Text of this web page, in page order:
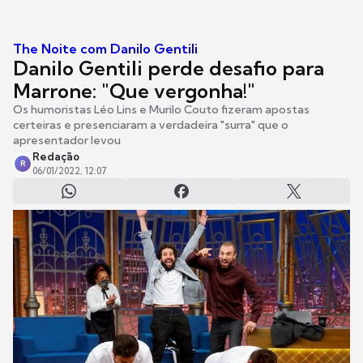
The Noite com Danilo Gentili
Danilo Gentili perde desafio para
Marrone: "Que vergonha!"
Os humoristas Léo Lins e Murilo Couto fizeram apostas
certeiras e presenciaram a verdadeira "surra" que o
apresentador levou
R
Redação
06/01/2022, 12:07